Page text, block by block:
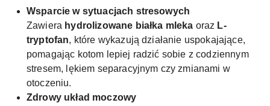
Wsparcie w sytuacjach stresowych
Zawiera hydrolizowane białka mleka oraz L-
tryptofan, które wykazują działanie uspokajające,
pomagając kotom lepiej radzić sobie z codziennym
stresem, lękiem separacyjnym czy zmianami w
otoczeniu.
Zdrowy układ moczowy